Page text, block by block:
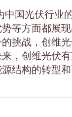
中国光伏行业
等方面都展
挑战，创维
，创维光伏
结构的转型